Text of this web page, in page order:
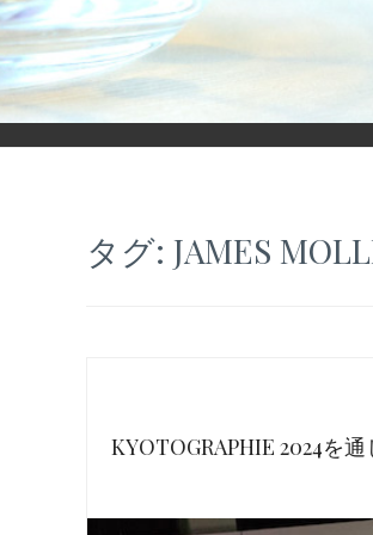
「ヒカリモノガタリ」は、ジュエリー・
タグ: JAMES
KYOTOGRAPHIE 2024を